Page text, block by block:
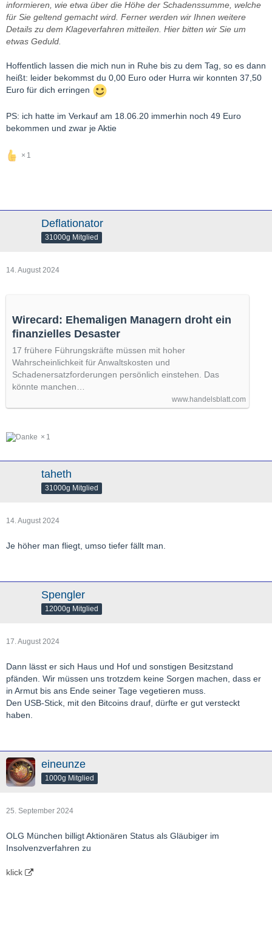
informieren, wie etwa über die Höhe der Schadenssumme, welche
für Sie geltend gemacht wird. Ferner werden wir Ihnen weitere
Details zu dem Klageverfahren mitteilen. Hier bitten wir Sie um
etwas Geduld.
Hoffentlich lassen die mich nun in Ruhe bis zu dem Tag, so es dann
heißt: leider bekommst du 0,00 Euro oder Hurra wir konnten 37,50
Euro für dich erringen
PS: ich hatte im Verkauf am 18.06.20 immerhin noch 49 Euro
bekommen und zwar je Aktie
1
Deflationator
31000g Mitglied
14. August 2024
Wirecard: Ehemaligen Managern droht ein
finanzielles Desaster
17 frühere Führungskräfte müssen mit hoher
Wahrscheinlichkeit für Anwaltskosten und
Schadenersatzforderungen persönlich einstehen. Das
könnte manchen…
www.handelsblatt.com
1
taheth
31000g Mitglied
14. August 2024
Je höher man fliegt, umso tiefer fällt man.
Spengler
12000g Mitglied
17. August 2024
Dann lässt er sich Haus und Hof und sonstigen Besitzstand
pfänden. Wir müssen uns trotzdem keine Sorgen machen, dass er
in Armut bis ans Ende seiner Tage vegetieren muss.
Den USB-Stick, mit den Bitcoins drauf, dürfte er gut versteckt
haben.
eineunze
1000g Mitglied
25. September 2024
OLG München billigt Aktionären Status als Gläubiger im
Insolvenzverfahren zu
klick